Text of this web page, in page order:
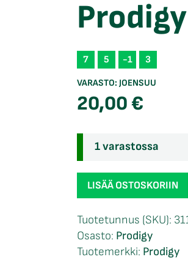
7 5 -1 3
VARASTO: JOENSUU
20,00€
1 varastossa
Prodigy
750
määrä
LISÄÄ OSTOSKORIIN
Tuotetunnus (SKU):
Osasto: Prodigy
Tuotemerkki: Prodigy